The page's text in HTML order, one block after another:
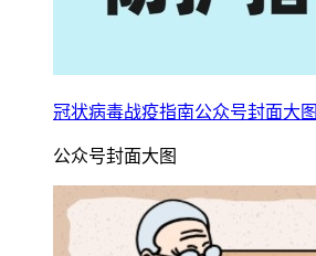
冠状病毒战疫指南公众号封面大图
公众号封面大图